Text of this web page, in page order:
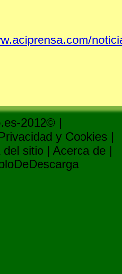
2012© |
y Cookies |
del sitio | Acerca de |